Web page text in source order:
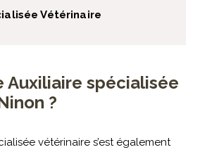
Vétérinaire
Auxiliaire spécialisée
?
vétérinaire s’est également